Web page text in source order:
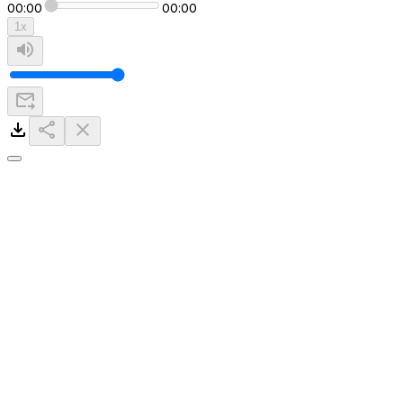
00:00 00:00
1x